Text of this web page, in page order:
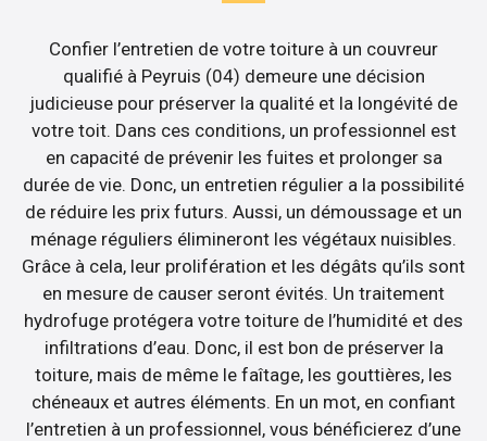
Confier l’entretien de votre toiture à un couvreur
qualifié à Peyruis (04) demeure une décision
judicieuse pour préserver la qualité et la longévité de
votre toit. Dans ces conditions, un professionnel est
en capacité de prévenir les fuites et prolonger sa
durée de vie. Donc, un entretien régulier a la possibilité
de réduire les prix futurs. Aussi, un démoussage et un
ménage réguliers élimineront les végétaux nuisibles.
Grâce à cela, leur prolifération et les dégâts qu’ils sont
en mesure de causer seront évités. Un traitement
hydrofuge protégera votre toiture de l’humidité et des
infiltrations d’eau. Donc, il est bon de préserver la
toiture, mais de même le faîtage, les gouttières, les
chéneaux et autres éléments. En un mot, en confiant
l’entretien à un professionnel, vous bénéficierez d’une